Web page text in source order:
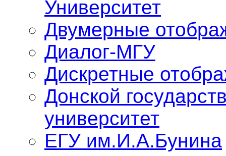
Университет
Двумерные
Диалог-МГУ
Дискретные
Донской
университет
ЕГУ им.И.А.Бунина